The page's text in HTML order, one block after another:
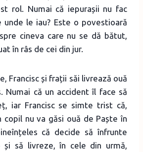
rol. Numai că iepurașii nu fac
unde le iau? Este o povestioară
cineva care nu se dă bătut,
în râs de cei din jur.
Francisc și frații săi livrează ouă
Numai că un accident îl face să
iar Francisc se simte trist că,
copil nu va găsi ouă de Paște în
că decide să înfrunte
și să livreze, în cele din urmă,